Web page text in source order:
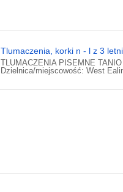
Tlumaczenia, korki n - l z 3
TLUMACZENIA PISEMNE
Dzielnica/miejscowość: West